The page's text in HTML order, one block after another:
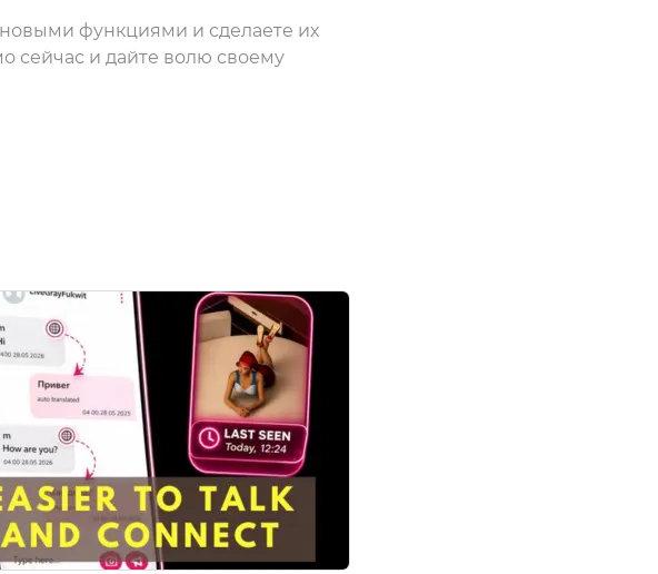
функциями и сделаете их
сейчас и дайте волю своему